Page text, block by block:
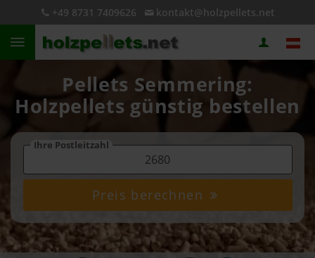
+49 8731 7409626 kontakt@holzpellets.net
Pellets Semmering:
Holzpellets günstig bestellen
Ihre Postleitzahl
Preis berechnen